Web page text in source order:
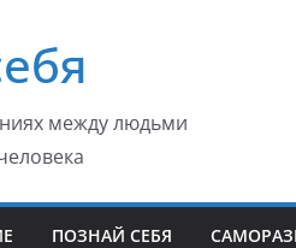
между людьми
ПОЗНАЙ СЕБЯ